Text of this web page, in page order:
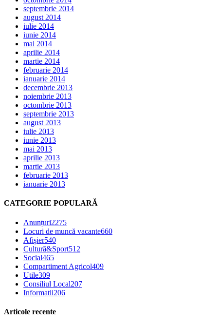
septembrie 2014
august 2014
iulie 2014
iunie 2014
mai 2014
aprilie 2014
martie 2014
februarie 2014
ianuarie 2014
decembrie 2013
noiembrie 2013
octombrie 2013
septembrie 2013
august 2013
iulie 2013
iunie 2013
mai 2013
aprilie 2013
martie 2013
februarie 2013
ianuarie 2013
CATEGORIE POPULARĂ
Anunțuri2275
Locuri de muncă vacante660
Afișier540
Cultură&Sport512
Social465
Compartiment Agricol409
Utile309
Consiliul Local207
Informatii206
Articole recente